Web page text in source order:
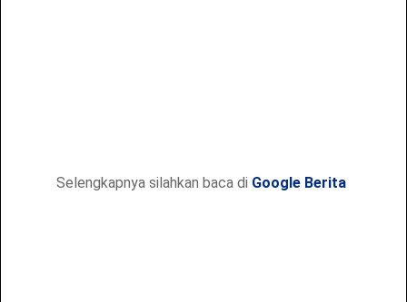
Selengkapnya silahkan baca di Google Berita